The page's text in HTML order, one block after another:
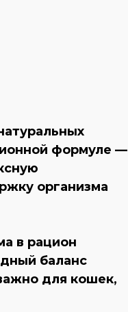
формуле —
организма
в рацион
баланс
для кошек,